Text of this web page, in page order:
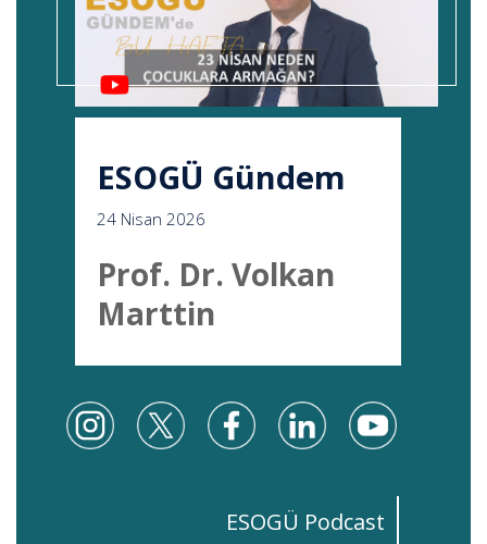
ESOGÜ Gündem
24 Nisan 2026
Prof. Dr. Volkan
Marttin
ESOGÜ Podcast